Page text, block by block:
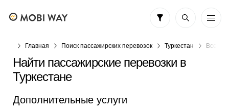
Главная Поиск пассажирских перевозок Туркестан Все
Найти пассажирские перевозки в
Туркестане
Дополнительные услуги